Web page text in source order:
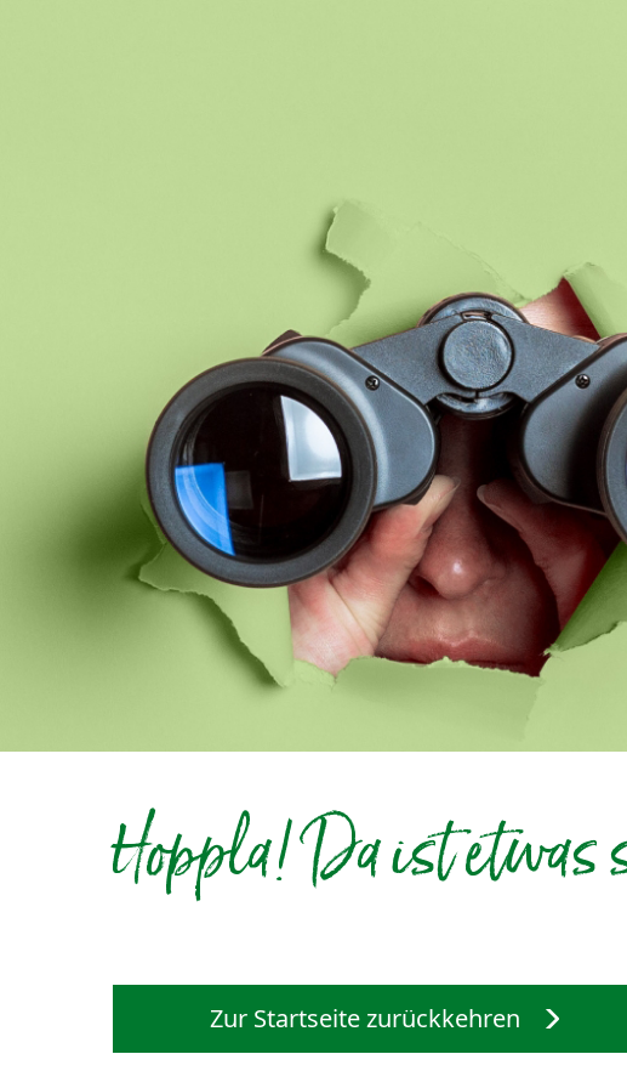
Hoppla! Da ist etwas
Zur Startseite zurückkehren